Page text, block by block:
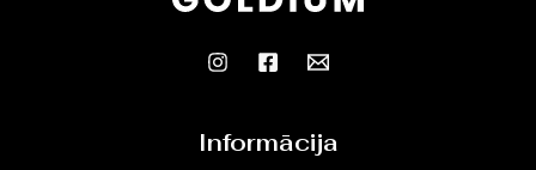
Informācija